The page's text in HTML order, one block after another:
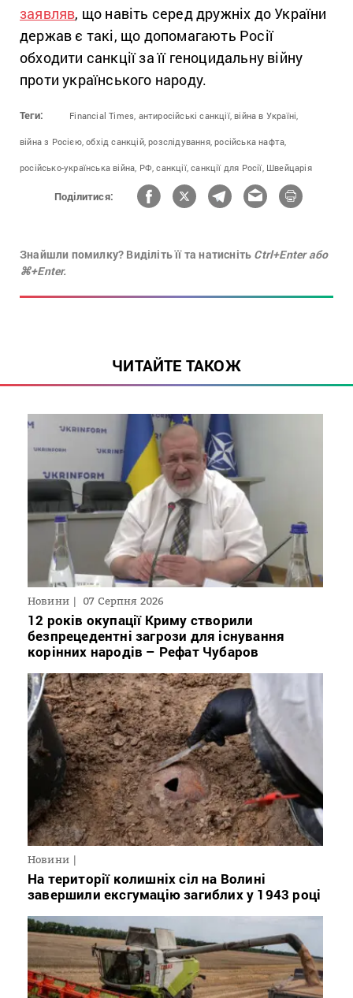
заявляв, що навіть серед дружніх до України
держав є такі, що допомагають Росії
обходити санкції за її геноцидальну війну
проти українського народу.
Теги: Financial Times, антиросійські санкції, війна в Україні,
війна з Росією, обхід санкцій, розслідування, російська нафта,
російсько-українська війна, РФ, санкції, санкції для Росії, Швейцарія
Поділитися:
Знайшли помилку? Виділіть її та натисніть Ctrl+Enter або
⌘+Enter.
ЧИТАЙТЕ ТАКОЖ
Новини 07 Серпня 2026
12 років окупації Криму створили
безпрецедентні загрози для існування
корінних народів – Рефат Чубаров
Новини
На території колишніх сіл на Волині
завершили ексгумацію загиблих у 1943 році